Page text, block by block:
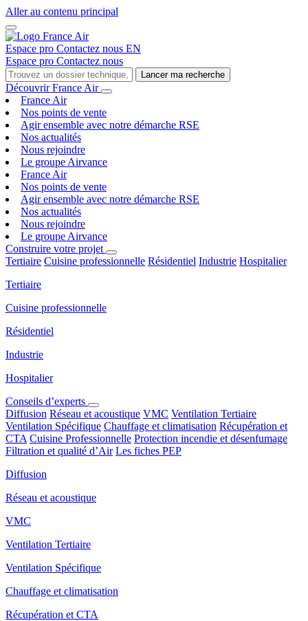
Aller au contenu principal
Espace pro Contactez nous EN
Espace pro Contactez nous
Lancer ma recherche
Découvrir France Air
France Air
Nos points de vente
Agir ensemble avec notre démarche RSE
Nos actualités
Nous rejoindre
Le groupe Airvance
France Air
Nos points de vente
Agir ensemble avec notre démarche RSE
Nos actualités
Nous rejoindre
Le groupe Airvance
Construire votre projet
Tertiaire Cuisine professionnelle Résidentiel Industrie Hospitalier
Tertiaire
Cuisine professionnelle
Résidentiel
Industrie
Hospitalier
Conseils d’experts
Diffusion Réseau et acoustique VMC Ventilation Tertiaire
Ventilation Spécifique Chauffage et climatisation Récupération et
CTA Cuisine Professionnelle Protection incendie et désenfumage
Filtration et qualité d’Air Les fiches PEP
Diffusion
Réseau et acoustique
VMC
Ventilation Tertiaire
Ventilation Spécifique
Chauffage et climatisation
Récupération et CTA